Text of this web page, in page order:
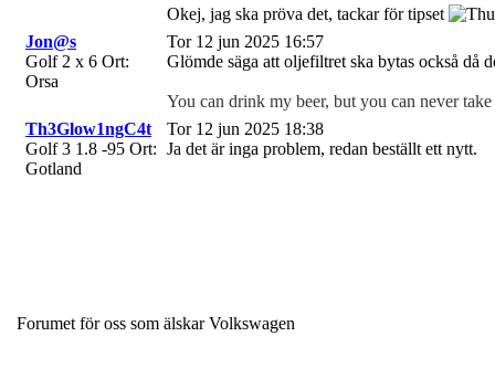
Okej, jag ska pröva det, tackar för tipset
Jon@s
Golf 2 x 6 Ort:
Orsa
Tor 12 jun 2025 16:57
Glömde säga att oljefiltret ska bytas också då
You can drink my beer, but you can never take
Th3Glow1ngC4t
Golf 3 1.8 -95 Ort:
Gotland
Tor 12 jun 2025 18:38
Ja det är inga problem, redan beställt ett nytt.
Forumet för oss som älskar Volkswagen